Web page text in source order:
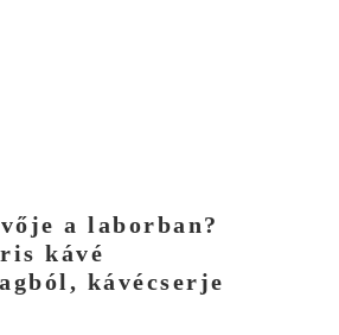
a laborban?
kávé
kávécserje